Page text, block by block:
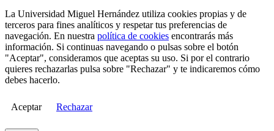
La Universidad Miguel Hernández utiliza cookies propias y de
terceros para fines analíticos y respetar tus preferencias de
navegación. En nuestra política de cookies encontrarás más
información. Si continuas navegando o pulsas sobre el botón
"Aceptar", consideramos que aceptas su uso. Si por el contrario
quieres rechazarlas pulsa sobre "Rechazar" y te indicaremos cómo
debes hacerlo.
Aceptar Rechazar